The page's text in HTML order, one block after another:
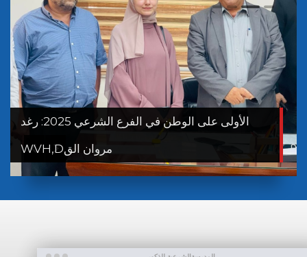
0
1
2
3
الأولى على الوطن في الفرع الشرعي 2025: رغد
مروان القWVH,D